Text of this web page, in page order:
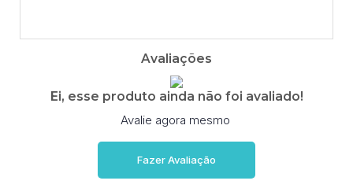
Avaliações
Ei, esse produto ainda não foi avaliado!
Avalie agora mesmo
Fazer Avaliação